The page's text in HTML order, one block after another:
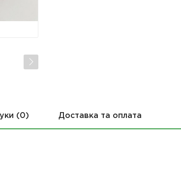
(0) Доставка та оплата